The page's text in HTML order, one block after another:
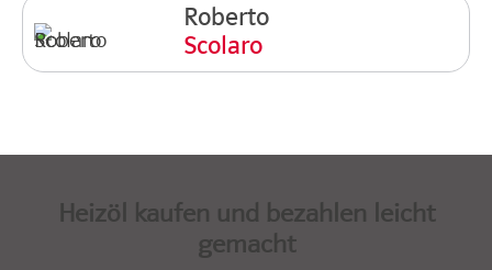
Roberto
Scolaro
Heizöl kaufen und bezahlen leicht
gemacht